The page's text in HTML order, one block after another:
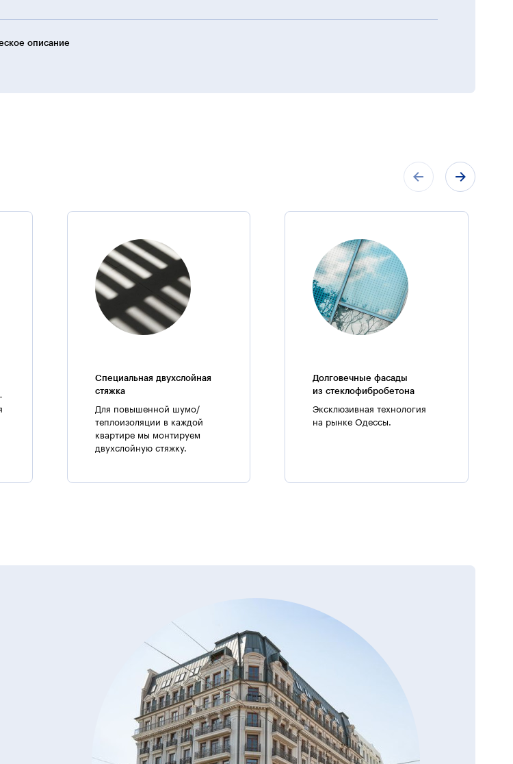
описание
общественных дел.
Специальная двухслойная
стяжка
Для повышенной шумо/
теплоизоляции в каждой
квартире мы монтируем
двухслойную стяжку.
Долговечные фасады
из стеклофибробетона
Эксклюзивная технология
на рынке Одессы.